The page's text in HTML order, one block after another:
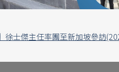
徐士傑主任率團至新加坡參訪